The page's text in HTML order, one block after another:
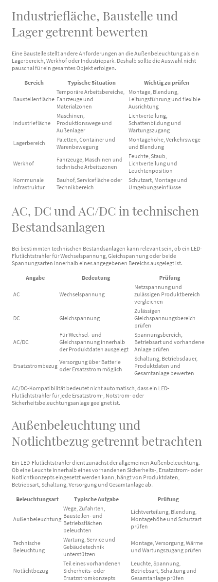
Industriefläche, Baustelle und
Lager getrennt bewerten
Eine Baustelle stellt andere Anforderungen an die Außenbeleuchtung als ein
Lagerbereich, Werkhof oder Industriepark. Deshalb sollte die Auswahl nicht
pauschal für ein gesamtes Objekt erfolgen.
Bereich Typische Situation Wichtig zu prüfen
Baustellenfläche
Temporäre Arbeitsbereiche,
Fahrzeuge und
Materialzonen
Montage, Blendung,
Leitungsführung und flexible
Ausrichtung
Industriefläche
Maschinen,
Produktionswege und
Außenlager
Lichtverteilung,
Schattenbildung und
Wartungszugang
Lagerbereich
Paletten, Container und
Warenbewegung
Montagehöhe, Verkehrswege
und Blendung
Werkhof
Fahrzeuge, Maschinen und
technische Arbeitszonen
Feuchte, Staub,
Lichtverteilung und
Leuchtenposition
Kommunale
Infrastruktur
Bauhof, Servicefläche oder
Technikbereich
Schutzart, Montage und
Umgebungseinflüsse
AC, DC und AC/DC in technischen
Bestandsanlagen
Bei bestimmten technischen Bestandsanlagen kann relevant sein, ob ein LED-
Flutlichtstrahler für Wechselspannung, Gleichspannung oder beide
Spannungsarten innerhalb eines angegebenen Bereichs ausgelegt ist.
Angabe Bedeutung Prüfung
AC Wechselspannung
Netzspannung und
zulässigen Produktbereich
vergleichen
DC Gleichspannung
Zulässigen
Gleichspannungsbereich
prüfen
AC/DC
Für Wechsel- und
Gleichspannung innerhalb
der Produktdaten ausgelegt
Spannungsbereich,
Betriebsart und vorhandene
Anlage prüfen
Ersatzstrombezug
Versorgung über Batterie
oder Ersatzstrom möglich
Schaltung, Betriebsdauer,
Produktdaten und
Gesamtanlage bewerten
AC/DC-Kompatibilität bedeutet nicht automatisch, dass ein LED-
Flutlichtstrahler für jede Ersatzstrom-, Notstrom- oder
Sicherheitsbeleuchtungsanlage geeignet ist.
Außenbeleuchtung und
Notlichtbezug getrennt betrachten
Ein LED-Flutlichtstrahler dient zunächst der allgemeinen Außenbeleuchtung.
Ob eine Leuchte innerhalb eines vorhandenen Sicherheits-, Ersatzstrom- oder
Notlichtkonzepts eingesetzt werden kann, hängt von Produktdaten,
Betriebsart, Schaltung, Versorgung und Gesamtanlage ab.
Beleuchtungsart Typische Aufgabe Prüfung
Außenbeleuchtung
Wege, Zufahrten,
Baustellen- und
Betriebsflächen
beleuchten
Lichtverteilung, Blendung,
Montagehöhe und Schutzart
prüfen
Technische
Beleuchtung
Wartung, Service und
Gebäudetechnik
unterstützen
Montage, Versorgung, Wärme
und Wartungszugang prüfen
Notlichtbezug
Teil eines vorhandenen
Sicherheits- oder
Ersatzstromkonzepts
Leuchte, Spannung,
Betriebsart, Schaltung und
Gesamtanlage prüfen